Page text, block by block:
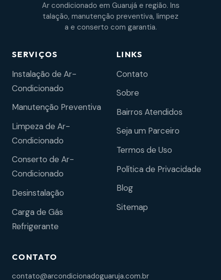
Ar condicionado em Guarujá e região. Ins
talação, manutenção preventiva, limpez
a e conserto com garantia.
SERVIÇOS
Instalação de Ar-
Condicionado
Manutenção Preventiva
Limpeza de Ar-
Condicionado
Conserto de Ar-
Condicionado
Desinstalação
Carga de Gás
Refrigerante
LINKS
Contato
Sobre
Bairros Atendidos
Seja um Parceiro
Termos de Uso
Política de Privacidade
Blog
Sitemap
CONTATO
contato@arcondicionadoguaruja.com.br